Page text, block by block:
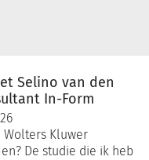
Selino van den
In-Form
Wolters Kluwer
De studie die ik heb